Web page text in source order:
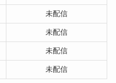
未配信
未配信
未配信
未配信